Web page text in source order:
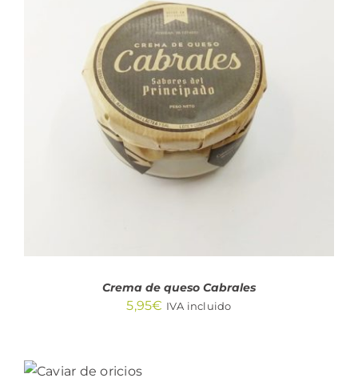
AÑADIR AL CARRITO
DETALLES
Crema de queso Cabrales
5,95€ IVA incluido
CARRITO